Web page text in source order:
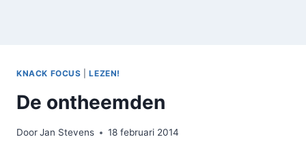
KNACK FOCUS |LEZEN!
De ontheemden
DoorJan Stevens 18 februari 2014